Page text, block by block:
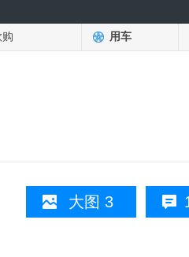
用车
大图 3